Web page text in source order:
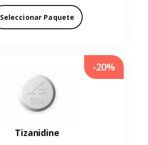
Seleccionar Paquete
Tizanidine
-20%